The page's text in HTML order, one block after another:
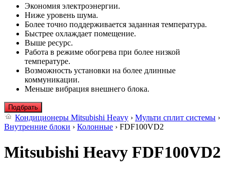
Экономия электроэнергии.
Ниже уровень шума.
Более точно поддерживается заданная температура.
Быстрее охлаждает помещение.
Выше ресурс.
Работа в режиме обогрева при более низкой
температуре.
Возможность установки на более длинные
коммуникации.
Меньше вибрация внешнего блока.
Подбрать
Кондиционеры Mitsubishi Heavy › Мульти сплит системы ›
Внутренние блоки › Колонные › FDF100VD2
Mitsubishi Heavy FDF100VD2